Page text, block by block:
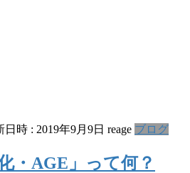
日時 : 2019年9月9日 reage ブログ
・AGE」って何？